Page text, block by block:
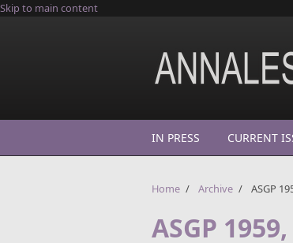
Skip to main content
IN PRESS CURRENT
Home / Archive / ASGP
ASGP